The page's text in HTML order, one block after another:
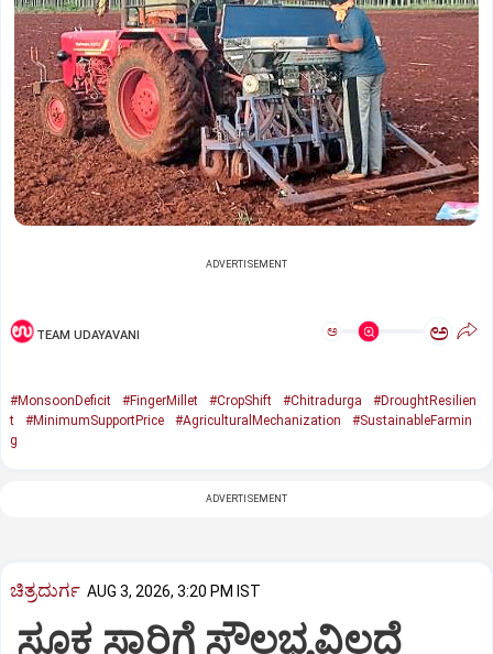
ADVERTISEMENT
TEAM UDAYAVANI ಅ ಅ
#MonsoonDeficit #FingerMillet #CropShift #Chitradurga
#DroughtResilien
t
#MinimumSupportPrice #AgriculturalMechanization
#SustainableFarmin
g
ADVERTISEMENT
ಚಿತ್ರದುರ್ಗ AUG 3, 2026, 3:20 PM IST
ಸೂಕ್ತ ಸಾರಿಗೆ ಸೌಲಭ್ಯವಿಲ್ಲದೆ